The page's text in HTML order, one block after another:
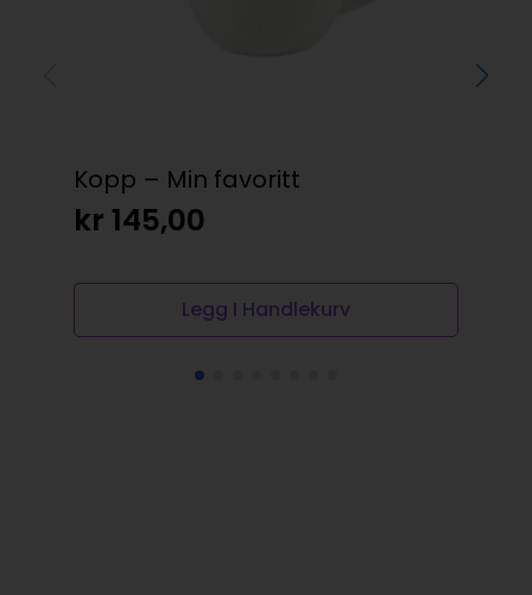
Kopp – Min favoritt
kr 145,00
Legg I Handlekurv